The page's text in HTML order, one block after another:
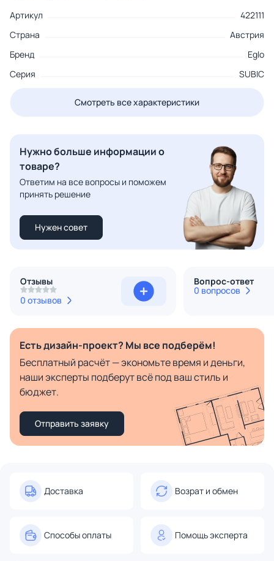
Артикул
422111
Страна
Австрия
Бренд
Eglo
Серия
SUBIC
Смотреть все характеристики
Нужно больше информации о
товаре?
Ответим на все вопросы и поможем
принять решение
Нужен совет
Отзывы
0 отзывов
Вопрос-ответ
0 вопросов
Есть дизайн-проект? Мы все подберём!
Бесплатный расчёт — экономьте время и деньги,
наши эксперты подберут всё под ваш стиль и
бюджет.
Отправить заявку
Доставка Возрат и обмен
Способы оплаты Помощь эксперта